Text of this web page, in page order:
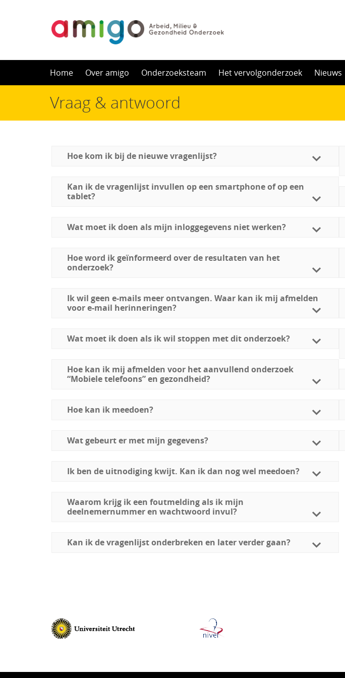
to
Home Over amigo Onderzoeksteam Het vervolgonderzoek Nieuws
Vraag & antwoord
Hoe kom ik bij de nieuwe vragenlijst?
Kan ik de vragenlijst invullen op een smartphone of op een
tablet?
Wat moet ik doen als mijn inloggegevens niet werken?
Hoe word ik geïnformeerd over de resultaten van het
onderzoek?
Ik wil geen e-mails meer ontvangen. Waar kan ik mij afmelden
voor e-mail herinneringen?
Wat moet ik doen als ik wil stoppen met dit onderzoek?
Hoe kan ik mij afmelden voor het aanvullend onderzoek
“Mobiele telefoons” en gezondheid?
Hoe kan ik meedoen?
Wat gebeurt er met mijn gegevens?
Ik ben de uitnodiging kwijt. Kan ik dan nog wel meedoen?
Waarom krijg ik een foutmelding als ik mijn
deelnemernummer en wachtwoord invul?
Kan ik de vragenlijst onderbreken en later verder gaan?